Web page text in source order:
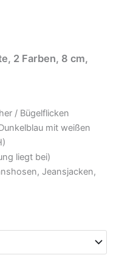
2 Farben, 8 cm,
/ Bügelflicken
mit weißen
liegt bei)
Jeansjacken,